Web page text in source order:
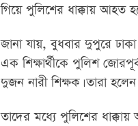
গিয়ে পুলিশের ধাক্কায় আহত
জানা যায়, বুধবার দুপুরে
এক শিক্ষার্থীকে পুলিশ
দুজন নারী শিক্ষক। তারা
তাদের মধ্যে পুলিশের